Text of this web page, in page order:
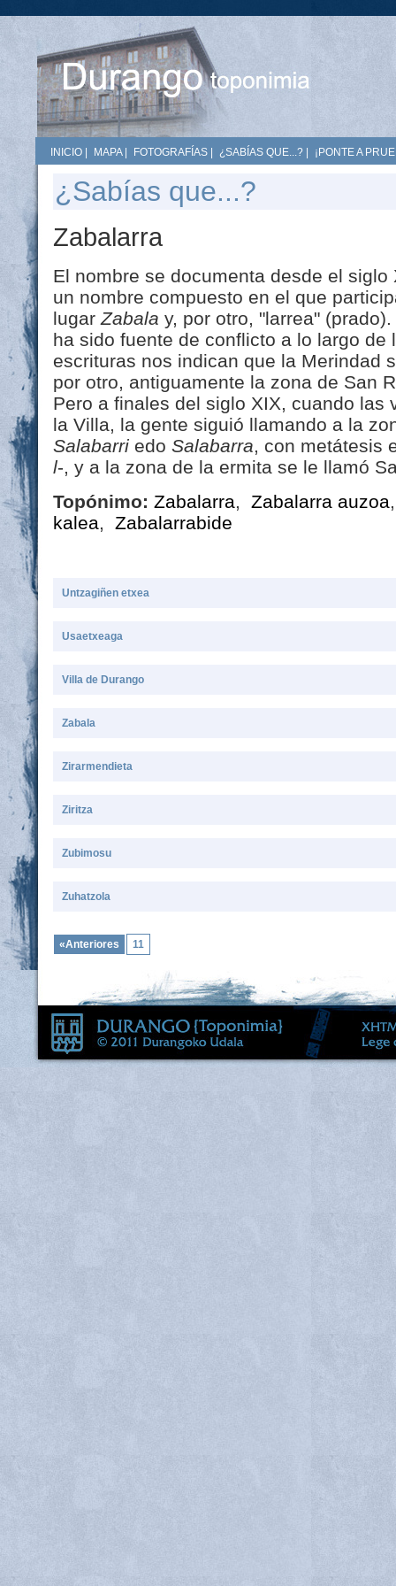
INICIO MAPA| FOTOGRAFÍAS ¿SABÍAS QUE...? ¡PONTE A
¿Sabías que...?
Zabalarra
El nombre se documenta desde el
un nombre compuesto en el que
lugar Zabala y, por otro, "larrea"
ha sido fuente de conflicto a lo largo de
escrituras nos indican que la Merindad
por otro, antiguamente la zona de San
Pero a finales del siglo XIX, cuando las
la Villa, la gente siguió llamando a la
Salabarri edo Salabarra, con metátesis
l-, y a la zona de la ermita se le llamó
Topónimo: Zabalarra, Zabalarra auzoa
kalea, Zabalarrabide
Untzagiñen etxea
Usaetxeaga
Villa de Durango
Zabala
Zirarmendieta
Ziritza
Zubimosu
Zuhatzola
«Anteriores 11